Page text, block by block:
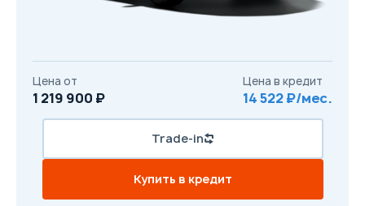
Цена от
1 219 900 ₽
Цена в кредит
14 522 ₽/мес.
Trade-in
Купить в кредит